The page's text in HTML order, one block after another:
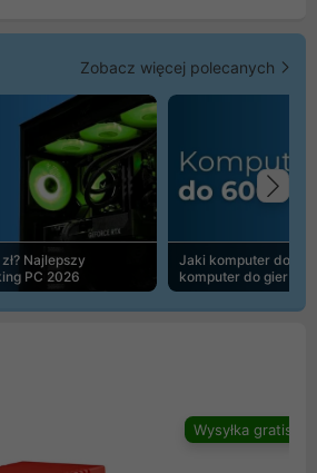
Zobacz więcej polecanych
Najlepszy
PC 2026
Jaki komputer do
komputer do gier |
Wysyłka gratis